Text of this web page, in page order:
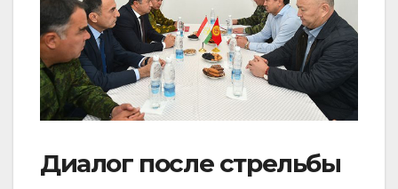
Диалог после стрельбы